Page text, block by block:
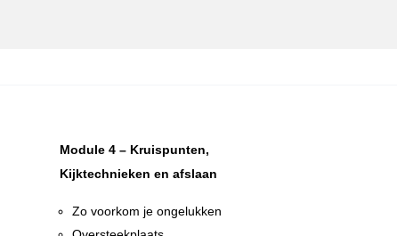
Module 4 – Kruispunten,
Kijktechnieken en afslaan
Zo voorkom je ongelukken